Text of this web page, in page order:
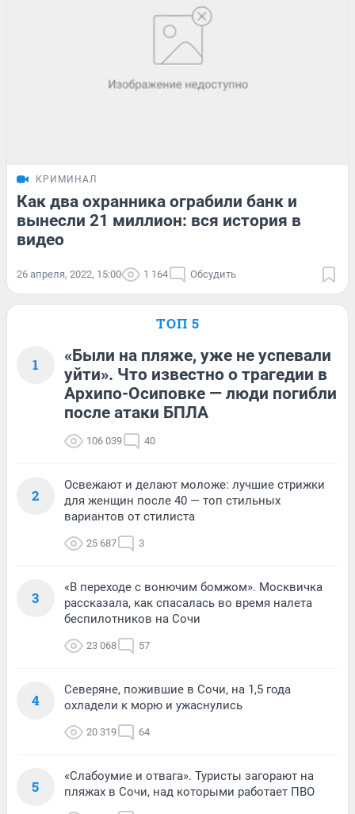
КРИМИНАЛ
Как два охранника ограбили банк и
вынесли 21 миллион: вся история в
видео
26 апреля, 2022, 15:00 1 164 Обсудить
ТОП 5
1
«Были на пляже, уже не успевали
уйти». Что известно о трагедии в
Архипо-Осиповке — люди погибли
после атаки БПЛА
106 039 40
2
Освежают и делают моложе: лучшие стрижки
для женщин после 40 — топ стильных
вариантов от стилиста
25 687 3
3
«В переходе с вонючим бомжом». Москвичка
рассказала, как спасалась во время налета
беспилотников на Сочи
23 068 57
4
Северяне, пожившие в Сочи, на 1,5 года
охладели к морю и ужаснулись
20 319 64
5
«Слабоумие и отвага». Туристы загорают на
пляжах в Сочи, над которыми работает ПВО